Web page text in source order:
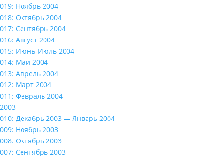
019: Ноябрь 2004
018: Октябрь 2004
017: Сентябрь 2004
016: Август 2004
015: Июнь-Июль 2004
014: Май 2004
013: Апрель 2004
012: Март 2004
011: Февраль 2004
2003
010: Декабрь 2003 — Январь 2004
009: Ноябрь 2003
008: Октябрь 2003
007: Сентябрь 2003